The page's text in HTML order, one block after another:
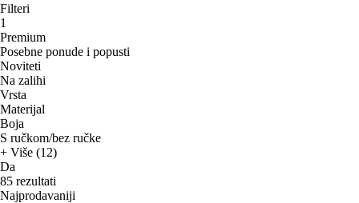
Filteri
1
Premium
Posebne ponude i popusti
Noviteti
Na zalihi
Vrsta
Materijal
Boja
S ručkom/bez ručke
+ Više (12)
Da
85 rezultati
Najprodavaniji